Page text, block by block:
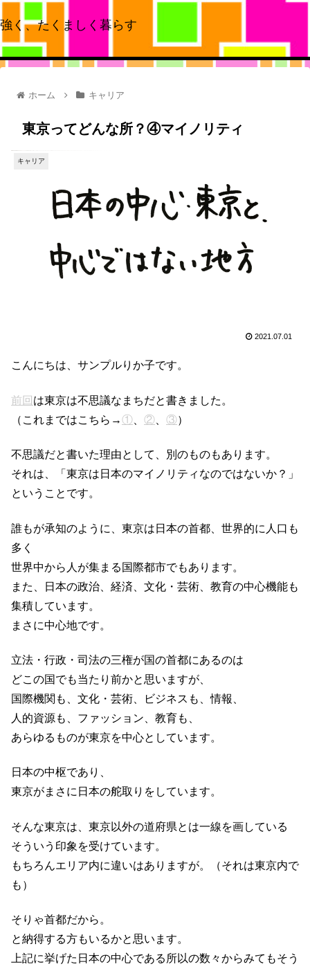
強く、たくましく暮らす
ホーム キャリア
東京ってどんな所？④マイノリティ
キャリア
2021.07.01
こんにちは、サンプルりか子です。
前回 は東京は不思議なまちだと書きました。
（これまではこちら→① ② ③）
不思議だと書いた理由として、別のものもあります。
それは、「東京は日本のマイノリティなのではないか？」
ということです。
誰もが承知のように、東京は日本の首都、世界的に人口も
多く
世界中から人が集まる国際都市でもあります。
また、日本の政治、経済、文化・芸術、教育の中心機能も
集積しています。
まさに中心地です。
立法・行政・司法の三権が国の首都にあるのは
どこの国でも当たり前かと思いますが、
国際機関も、文化・芸術、ビジネスも、情報、
人的資源も、ファッション、教育も、
あらゆるものが東京を中心としています。
日本の中枢であり、
東京がまさに日本の舵取りをしています。
そんな東京は、東京以外の道府県とは一線を画している
そういう印象を受けています。
もちろんエリア内に違いはありますが。（それは東京内で
も）
そりゃ首都だから。
と納得する方もいるかと思います。
上記に挙げた日本の中心である所以の数々からみてもそう